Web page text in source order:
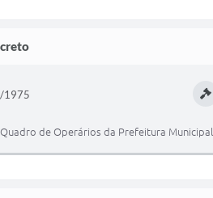
1975
de Operários da Prefeitura Municipal.